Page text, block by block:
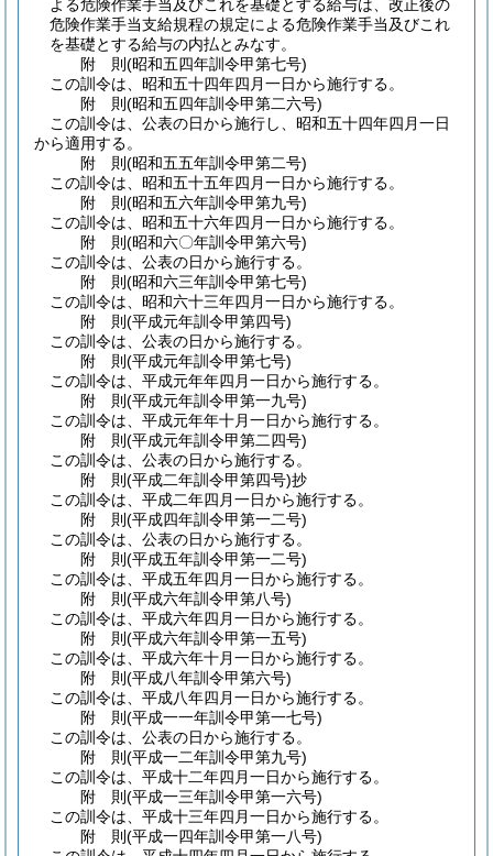
よる危険作業手当及びこれを基礎とする給与は、改正後の
危険作業手当支給規程の規定による危険作業手当及びこれ
を基礎とする給与の内払とみなす。
附 則(昭和五四年訓令甲第七号)
この訓令は、昭和五十四年四月一日から施行する。
附 則(昭和五四年訓令甲第二六号)
この訓令は、公表の日から施行し、昭和五十四年四月一日
から適用する。
附 則(昭和五五年訓令甲第二号)
この訓令は、昭和五十五年四月一日から施行する。
附 則(昭和五六年訓令甲第九号)
この訓令は、昭和五十六年四月一日から施行する。
附 則(昭和六〇年訓令甲第六号)
この訓令は、公表の日から施行する。
附 則(昭和六三年訓令甲第七号)
この訓令は、昭和六十三年四月一日から施行する。
附 則(平成元年訓令甲第四号)
この訓令は、公表の日から施行する。
附 則(平成元年訓令甲第七号)
この訓令は、平成元年年四月一日から施行する。
附 則(平成元年訓令甲第一九号)
この訓令は、平成元年年十月一日から施行する。
附 則(平成元年訓令甲第二四号)
この訓令は、公表の日から施行する。
附 則(平成二年訓令甲第四号)抄
この訓令は、平成二年四月一日から施行する。
附 則(平成四年訓令甲第一二号)
この訓令は、公表の日から施行する。
附 則(平成五年訓令甲第一二号)
この訓令は、平成五年四月一日から施行する。
附 則(平成六年訓令甲第八号)
この訓令は、平成六年四月一日から施行する。
附 則(平成六年訓令甲第一五号)
この訓令は、平成六年十月一日から施行する。
附 則(平成八年訓令甲第六号)
この訓令は、平成八年四月一日から施行する。
附 則(平成一一年訓令甲第一七号)
この訓令は、公表の日から施行する。
附 則(平成一二年訓令甲第九号)
この訓令は、平成十二年四月一日から施行する。
附 則(平成一三年訓令甲第一六号)
この訓令は、平成十三年四月一日から施行する。
附 則(平成一四年訓令甲第一八号)